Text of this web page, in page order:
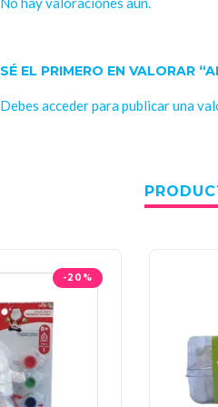
SÉ EL PRIMERO EN VALORAR
Debes accederpara publicar una
-20%